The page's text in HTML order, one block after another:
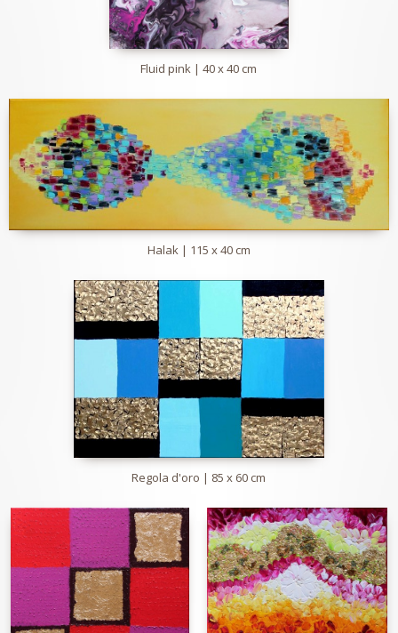
Fluid pink | 40 x 40 cm
Halak | 115 x 40 cm
Regola d'oro | 85 x 60 cm